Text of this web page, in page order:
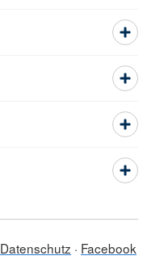
Datenschutz
Facebook